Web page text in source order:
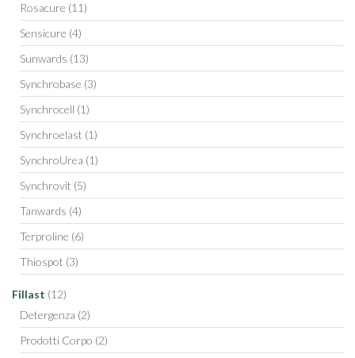
Rosacure (11)
Sensicure (4)
Sunwards (13)
Synchrobase (3)
Synchrocell (1)
Synchroelast (1)
SynchroUrea (1)
Synchrovit (5)
Tanwards (4)
Terproline (6)
Thiospot (3)
Fillast (12)
Detergenza (2)
Prodotti Corpo (2)